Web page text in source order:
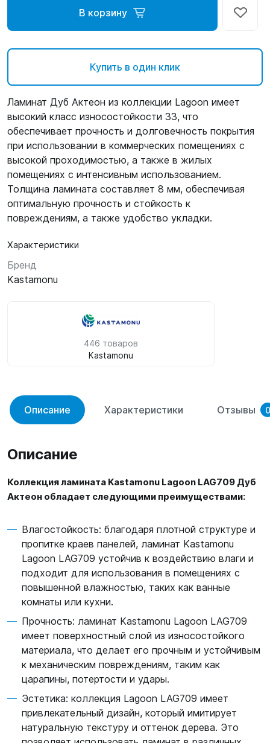
В корзину
Купить в один клик
Ламинат Дуб Актеон из коллекции Lagoon имеет
высокий класс износостойкости 33, что
обеспечивает прочность и долговечность покрытия
при использовании в коммерческих помещениях с
высокой проходимостью, а также в жилых
помещениях с интенсивным использованием.
Толщина ламината составляет 8 мм, обеспечивая
оптимальную прочность и стойкость к
повреждениям, а также удобство укладки.
Характеристики
Бренд
Kastamonu
446 товаров
Kastamonu
Описание Характеристики Отзывы 0
Описание
Коллекция ламината Kastamonu Lagoon LAG709 Дуб
Актеон обладает следующими преимуществами:
Влагостойкость: благодаря плотной структуре и
пропитке краев панелей, ламинат Kastamonu
Lagoon LAG709 устойчив к воздействию влаги и
подходит для использования в помещениях с
повышенной влажностью, таких как ванные
комнаты или кухни.
Прочность: ламинат Kastamonu Lagoon LAG709
имеет поверхностный слой из износостойкого
материала, что делает его прочным и устойчивым
к механическим повреждениям, таким как
царапины, потертости и удары.
Эстетика: коллекция Lagoon LAG709 имеет
привлекательный дизайн, который имитирует
натуральную текстуру и оттенок дерева. Это